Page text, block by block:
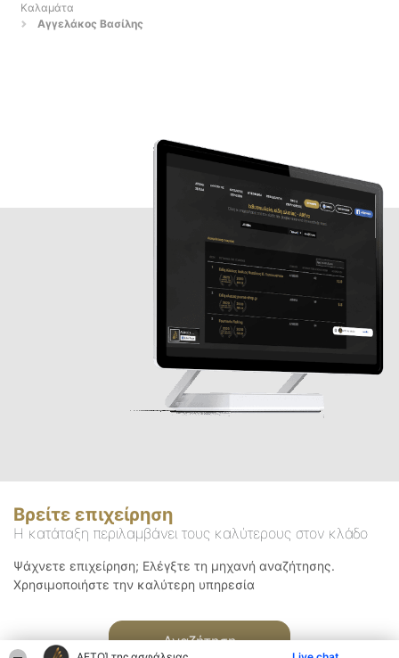
Καλαμάτα
Αγγελάκος Βασίλης
Βρείτε επιχείρηση
Η κατάταξη περιλαμβάνει τους καλύτερους στον κλάδο
Ψάχνετε επιχείρηση; Ελέγξτε τη μηχανή αναζήτησης.
Χρησιμοποιήστε την καλύτερη υπηρεσία
Αναζήτηση